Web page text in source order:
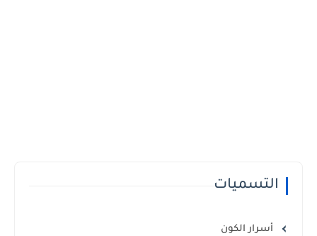
التسميات
أسرار الكون